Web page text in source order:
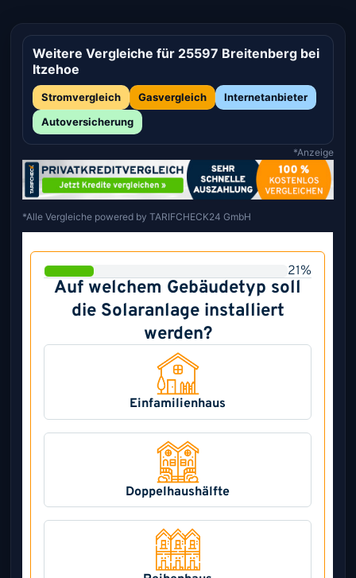
Weitere Vergleiche für 25597 Breitenberg bei
Itzehoe
Stromvergleich Gasvergleich
Internetanbieter
Autoversicherung
*Anzeige
*Alle Vergleiche powered by TARIFCHECK24 GmbH